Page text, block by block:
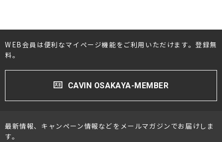
WEB会員は便利なマイページ機能をご利用いただけます。登録無
料。
CAVIN OSAKAYA-MEMBER
最新情報、キャンペーン情報などをメールマガジンでお届けしま
す。